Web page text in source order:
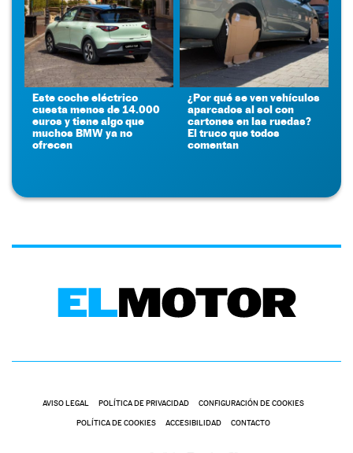
Este coche eléctrico
cuesta menos de 14.000
euros y tiene algo que
muchos BMW ya no
ofrecen
¿Por qué se ven vehículos
aparcados al sol con
cartones en las ruedas?
El truco que todos
comentan
AVISO LEGAL POLÍTICA DE PRIVACIDAD CONFIGURACIÓN DE COOKIES
POLÍTICA DE COOKIES ACCESIBILIDAD CONTACTO